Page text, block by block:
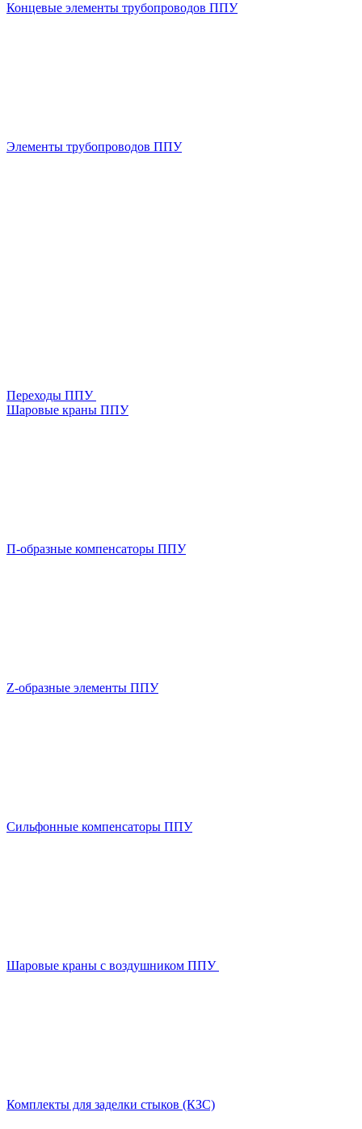
Концевые элементы трубопроводов ППУ
Элементы трубопроводов ППУ
Переходы ППУ
Шаровые краны ППУ
П-образные компенсаторы ППУ
Z-образные элементы ППУ
Сильфонные компенсаторы ППУ
Шаровые краны с воздушником ППУ
Комплекты для заделки стыков (КЗС)